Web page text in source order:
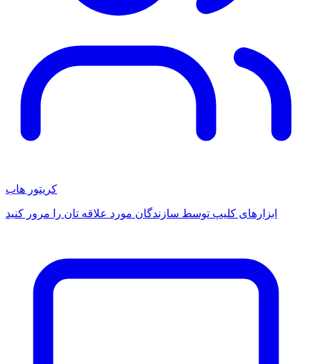
کریتور هاب
ابزارهای کلیپ توسط سازندگان مورد علاقه تان را مرور کنید